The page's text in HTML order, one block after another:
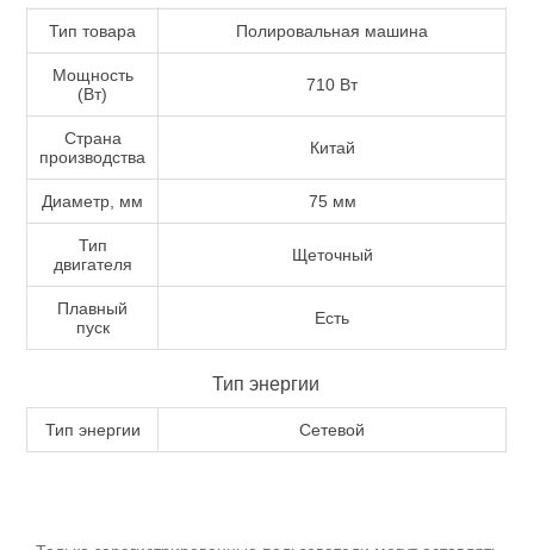
Тип товара Полировальная машина
Мощность
(Вт)
710 Вт
Страна
производства
Китай
Диаметр, мм 75 мм
Тип
двигателя
Щеточный
Плавный
пуск
Есть
Тип энергии
Тип энергии Сетевой